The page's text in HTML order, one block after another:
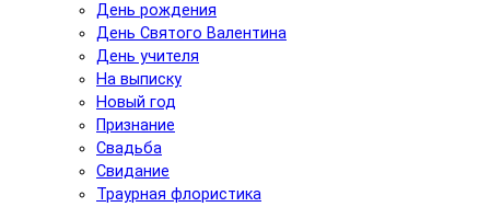
День рождения
День Святого Валентина
День учителя
На выписку
Новый год
Признание
Свадьба
Свидание
Траурная флористика